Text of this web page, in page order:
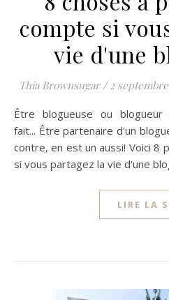
compte si
vie d'une
Thia Brownsugar / 2 septembre
Être blogueuse ou blogueur est un métier. C'est un
fait... Être partenaire d'un
contre, en est un aussi! Voici 8
si vous partagez la vie d'une
LIRE LA